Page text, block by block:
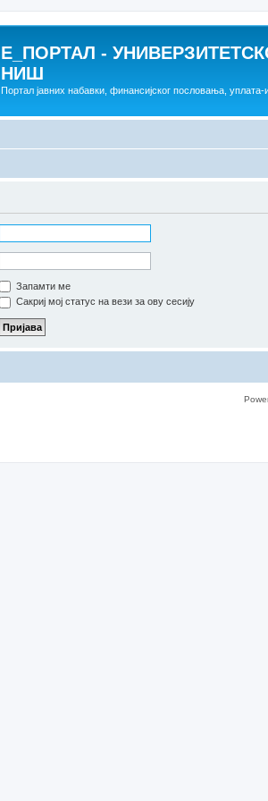
E_ПОРТАЛ -
НИШ
Портал јавних набавки, финансијског пословања, уплата-
Запамти ме
Сакриј мој статус на вези за ову сесију